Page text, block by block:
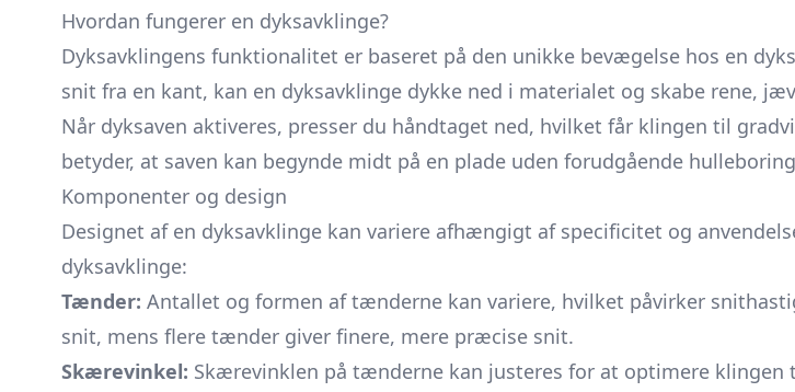
Hvordan fungerer en dyksavklinge?
Dyksavklingens funktionalitet er baseret på den unikke bevægelse hos en
snit fra en kant, kan en dyksavklinge dykke ned i materialet og skabe rene,
Når dyksaven aktiveres, presser du håndtaget ned, hvilket får klingen til
betyder, at saven kan begynde midt på en plade uden forudgående
Komponenter og design
Designet af en dyksavklinge kan variere afhængigt af specificitet og
dyksavklinge:
Tænder: Antallet og formen af tænderne kan variere, hvilket påvirker
snit, mens flere tænder giver finere, mere præcise snit.
Skærevinkel: Skærevinklen på tænderne kan justeres for at optimere klingen